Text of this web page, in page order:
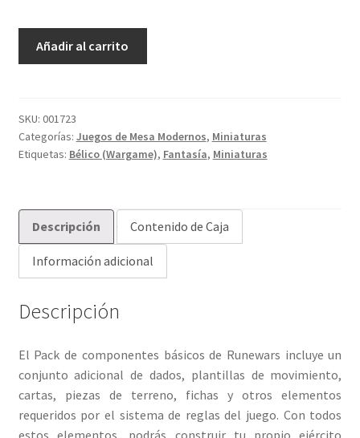
miniaturas
-
Pack
básicos
Añadir al carrito
SKU: 001723
Categorías: Juegos de Mesa Modernos, Miniaturas
Etiquetas: Bélico (Wargame), Fantasía, Miniaturas
Descripción Contenido de Caja
Información adicional
Descripción
El Pack de componentes básicos de Runewars incluye un
conjunto adicional de dados, plantillas de movimiento,
cartas, piezas de terreno, fichas y otros elementos
requeridos por el sistema de reglas del juego. Con todos